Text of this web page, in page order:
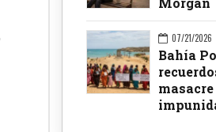
07/21/2026
Bahía
masacre